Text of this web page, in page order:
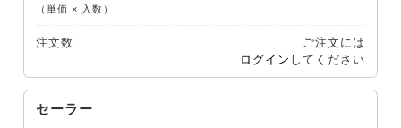
（単価 × 入数）
注文数
ご注文には
ログイン してください
セーラー